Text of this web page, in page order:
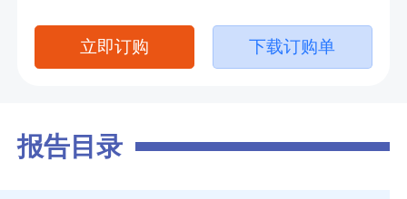
立即订购 下载订购单
报告目录